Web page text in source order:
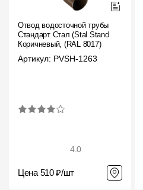
Отвод водосточной трубы
Стандарт Стал (Stal Standard)
Коричневый, (RAL 8017)
Артикул: PVSH-1263
4.0
Цена 510 ₽/шт